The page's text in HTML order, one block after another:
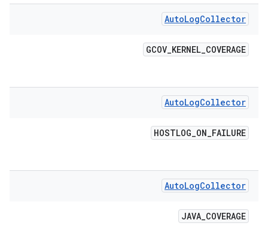
AutoLogCollector
GCOV_KERNEL_COVERAGE
AutoLogCollector
HOSTLOG_ON_FAILURE
AutoLogCollector
JAVA_COVERAGE